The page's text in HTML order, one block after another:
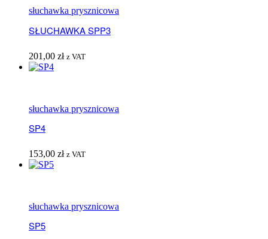
słuchawka prysznicowa
SŁUCHAWKA SPP3
201,00 zł z VAT
słuchawka prysznicowa
SP4
153,00 zł z VAT
słuchawka prysznicowa
SP5